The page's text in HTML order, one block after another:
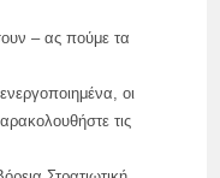
– ας πούμε τα
οι
τις